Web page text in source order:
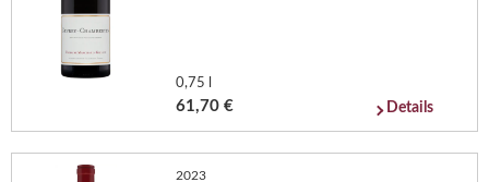
0,75 l
61,70 € Details
2023